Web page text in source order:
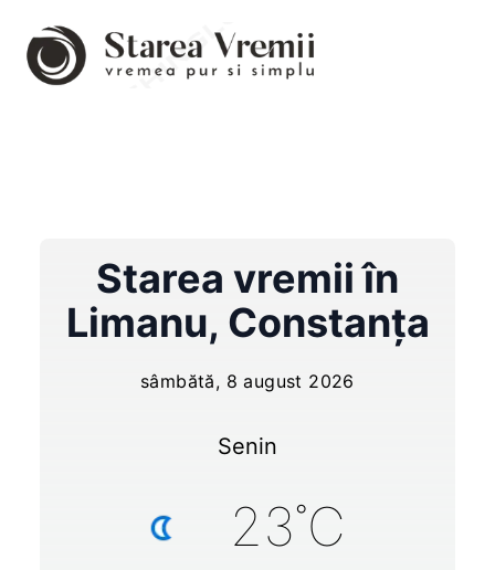
Starea vremii în
Limanu, Constanța
sâmbătă, 8 august 2026
Senin
23˚C